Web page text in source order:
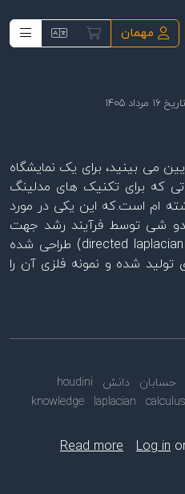
مهمان
16 مرداد 1405
می بینید، برای یک نمایشگاه
که برای تکنیک های مدلینگ
ام است.که این یکی در مورد
دو شی توسط فرآیند رشد جهت
دهی شده لاپلاسینی (directed laplacian growth) طراحی شده
شده و نمونه فلزی آن را
حسابان دانش
houdini
calculus
laplacian
knowledge
Read more
Laplacian growth Log in